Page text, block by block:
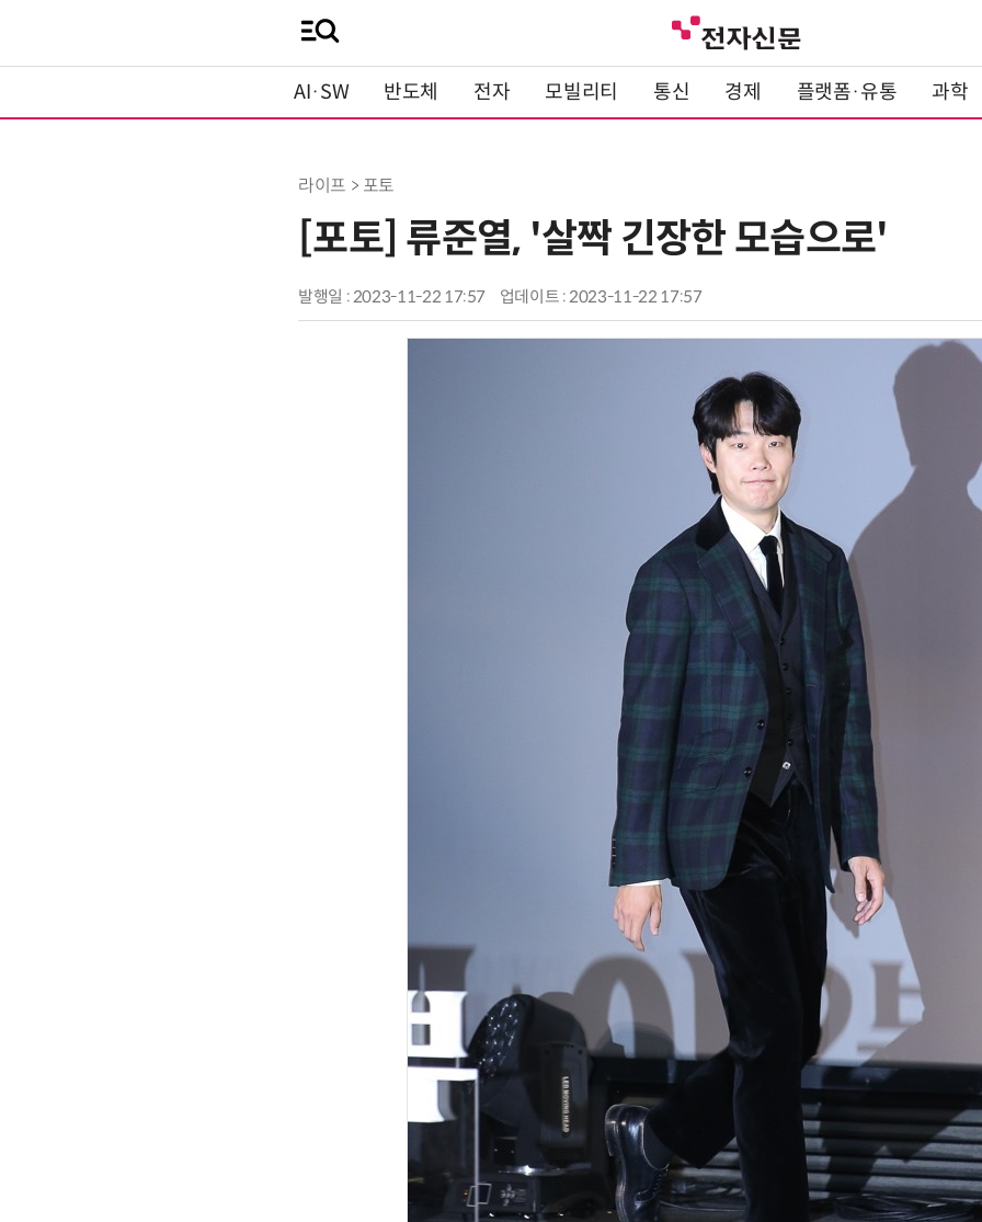
AI·SW 반도체 전자 모빌리티 통신 경제 플랫폼·유통 과학
라이프 > 포토
[포토] 류준열, '살짝 긴장한 모습으로'
발행일 : 2023-11-22 17:57 업데이트 : 2023-11-22 17:57